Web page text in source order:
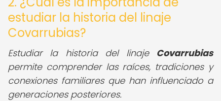
estudiar la historia del linaje
Covarrubias?
Estudiar la historia del linaje Covarrubias
permite comprender las raíces, tradiciones y
conexiones familiares que han influenciado a
generaciones posteriores.